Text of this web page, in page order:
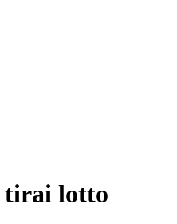
tirai lotto